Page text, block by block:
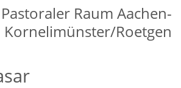
Pastoraler Raum Aachen-
Kornelimünster/Roetgen